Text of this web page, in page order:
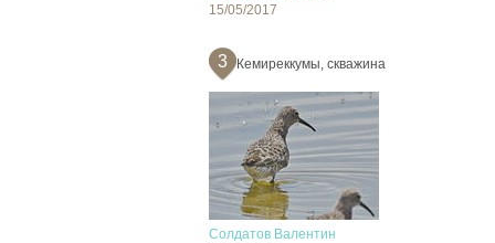
15/05/2017
3 Кемиреккумы, скважина
Солдатов Валентин